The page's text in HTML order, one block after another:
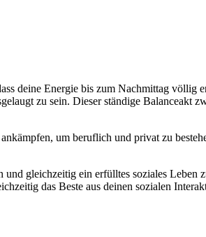
deine Energie bis zum Nachmittag völlig
zu sein. Dieser ständige Balanceakt
um beruflich und privat zu
gleichzeitig ein erfülltes soziales Leben
das Beste aus deinen sozialen